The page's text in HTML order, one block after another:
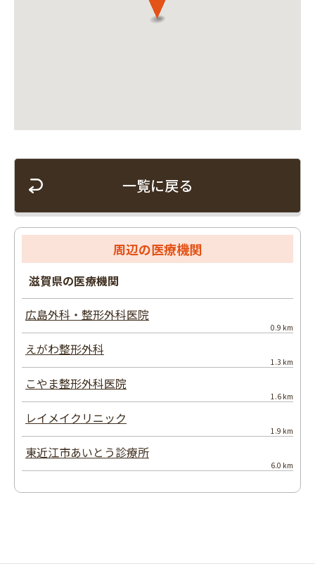
一覧に戻る
周辺の医療機関
滋賀県の医療機関
広島外科・整形外科医院
0.9 km
えがわ整形外科
1.3 km
こやま整形外科医院
1.6 km
レイメイクリニック
1.9 km
東近江市あいとう診療所
6.0 km